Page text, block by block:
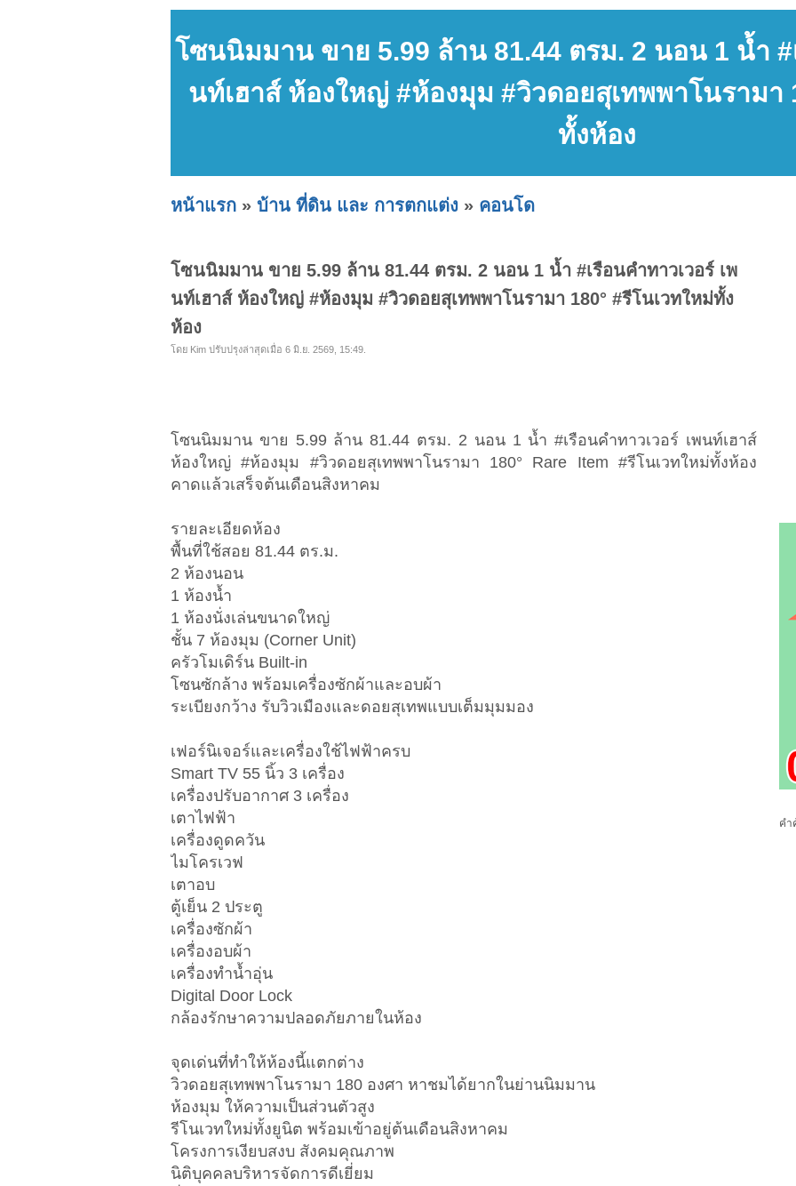
โซนนิมมาน ขาย 5.99 ล้าน 81.44 ตรม. 2 นอน 1 น้ำ #
นท์เฮาส์ ห้องใหญ่ #ห้องมุม #วิวดอยสุเทพพาโนรามา
ทั้งห้อง
หน้าแรก » บ้าน ที่ดิน และ การตกแต่ง » คอนโด
โซนนิมมาน ขาย 5.99 ล้าน 81.44 ตรม. 2 นอน 1 น้ำ #เรือนคำทาวเวอร์ เพ
นท์เฮาส์ ห้องใหญ่ #ห้องมุม #วิวดอยสุเทพพาโนรามา 180° #รีโนเวทใหม่ทั้ง
ห้อง
โดย Kim ปรับปรุงล่าสุดเมื่อ 6 มิ.ย. 2569, 15:49.
โซนนิมมาน ขาย 5.99 ล้าน 81.44 ตรม. 2 นอน 1 น้ำ #เรือนคำทาวเวอร์ เพนท์เฮาส์
ห้องใหญ่ #ห้องมุม #วิวดอยสุเทพพาโนรามา 180° Rare Item #รีโนเวทใหม่ทั้งห้อง
คาดแล้วเสร็จต้นเดือนสิงหาคม
รายละเอียดห้อง
พื้นที่ใช้สอย 81.44 ตร.ม.
2 ห้องนอน
1 ห้องน้ำ
1 ห้องนั่งเล่นขนาดใหญ่
ชั้น 7 ห้องมุม (Corner Unit)
ครัวโมเดิร์น Built-in
โซนซักล้าง พร้อมเครื่องซักผ้าและอบผ้า
ระเบียงกว้าง รับวิวเมืองและดอยสุเทพแบบเต็มมุมมอง
เฟอร์นิเจอร์และเครื่องใช้ไฟฟ้าครบ
Smart TV 55 นิ้ว 3 เครื่อง
เครื่องปรับอากาศ 3 เครื่อง
เตาไฟฟ้า
เครื่องดูดควัน
ไมโครเวฟ
เตาอบ
ตู้เย็น 2 ประตู
เครื่องซักผ้า
เครื่องอบผ้า
เครื่องทำน้ำอุ่น
Digital Door Lock
กล้องรักษาความปลอดภัยภายในห้อง
จุดเด่นที่ทำให้ห้องนี้แตกต่าง
วิวดอยสุเทพพาโนรามา 180 องศา หาชมได้ยากในย่านนิมมาน
ห้องมุม ให้ความเป็นส่วนตัวสูง
รีโนเวทใหม่ทั้งยูนิต พร้อมเข้าอยู่ต้นเดือนสิงหาคม
โครงการเงียบสงบ สังคมคุณภาพ
นิติบุคคลบริหารจัดการดีเยี่ยม
คำ